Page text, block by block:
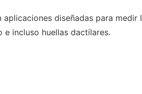
aplicaciones diseñadas para
e incluso huellas dactilares.